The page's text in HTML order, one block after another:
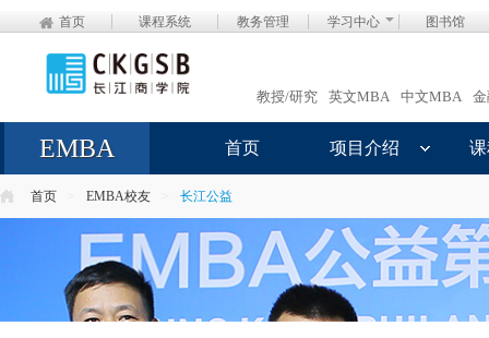
首页 课程系统 教务管理 学习中心 图书馆
教授/研究 英文MBA 中文MBA
EMBA 首页 项目介绍
首页 EMBA校友 长江公益